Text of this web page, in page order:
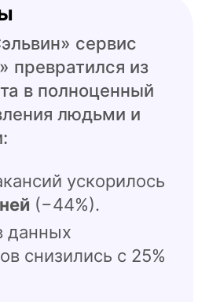
сервис
превратился из
в полноценный
людьми и
ускорилось
(−44%).
данных
снизились с 25%